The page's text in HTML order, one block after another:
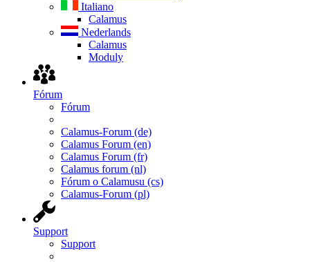
Italiano
Calamus
Nederlands
Calamus
Moduly
Fórum
Fórum
Calamus-Forum (de)
Calamus Forum (en)
Calamus Forum (fr)
Calamus forum (nl)
Fórum o Calamusu (cs)
Calamus-Forum (pl)
Support
Support